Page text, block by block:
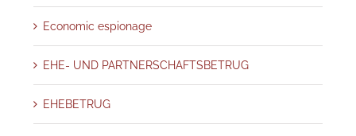
Economic espionage
EHE- UND PARTNERSCHAFTSBETRUG
EHEBETRUG